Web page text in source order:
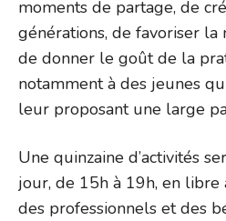
moments de partage, de
générations, de favoriser
de donner le goût de la
notamment à des jeunes
leur proposant une large
Une quinzaine d’activités
jour, de 15h à 19h, en libre
des professionnels et des